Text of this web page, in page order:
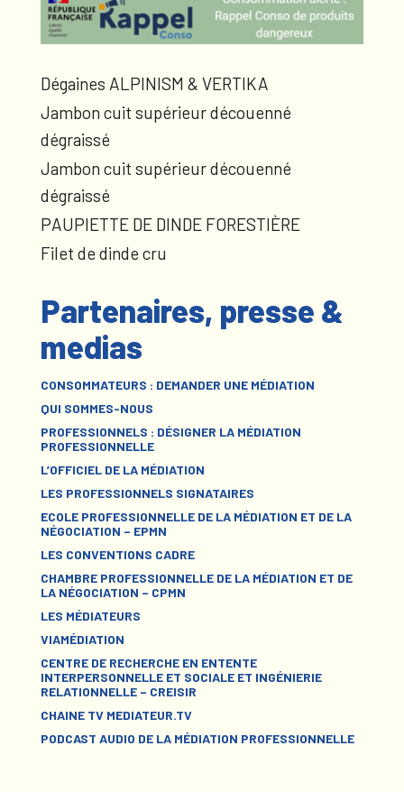
Dégaines ALPINISM & VERTIKA
Jambon cuit supérieur découenné
dégraissé
Jambon cuit supérieur découenné
dégraissé
PAUPIETTE DE DINDE FORESTIÈRE
Filet de dinde cru
Partenaires, presse &
medias
CONSOMMATEURS : DEMANDER UNE MÉDIATION
QUI SOMMES-NOUS
PROFESSIONNELS : DÉSIGNER LA MÉDIATION
PROFESSIONNELLE
L’OFFICIEL DE LA MÉDIATION
LES PROFESSIONNELS SIGNATAIRES
ECOLE PROFESSIONNELLE DE LA MÉDIATION ET DE LA
NÉGOCIATION – EPMN
LES CONVENTIONS CADRE
CHAMBRE PROFESSIONNELLE DE LA MÉDIATION ET DE
LA NÉGOCIATION – CPMN
LES MÉDIATEURS
VIAMÉDIATION
CENTRE DE RECHERCHE EN ENTENTE
INTERPERSONNELLE ET SOCIALE ET INGÉNIERIE
RELATIONNELLE – CREISIR
CHAINE TV MEDIATEUR.TV
PODCAST AUDIO DE LA MÉDIATION PROFESSIONNELLE